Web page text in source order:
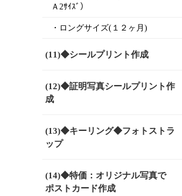
Ａ2ｻｲｽﾞ）
・ロングサイズ(１２ヶ月)
(11)◆シールプリント作成
(12)◆証明写真シールプリント作
成
(13)◆キーリング◆フォトストラ
ップ
(14)◆特価：オリジナル写真で
ポストカード作成